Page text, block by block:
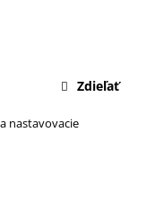
nastavovacie
Zdieľať